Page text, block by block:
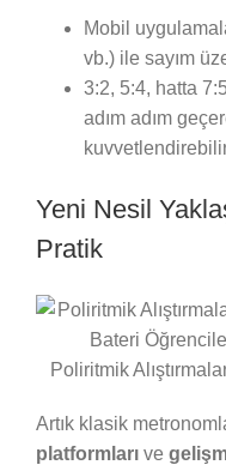
Mobil
vb.) ile sayım
3:2, 5:4, hatta
adım adım
Yeni Nesil
Pratik
Poliritmik
Artık klasik
platformlarıve